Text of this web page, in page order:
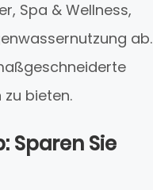
Spa & Wellness,
ab.
zu bieten.
Sparen Sie